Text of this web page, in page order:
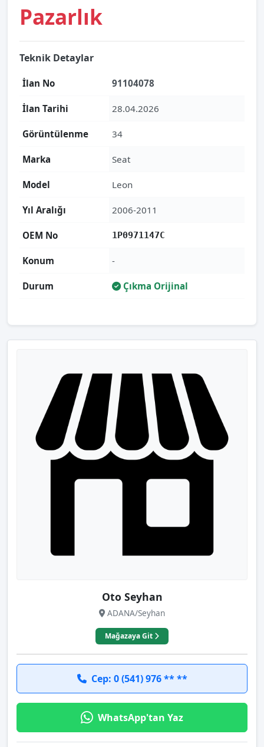
Pazarlık
Teknik Detaylar
İlan No 91104078
İlan Tarihi 28.04.2026
Görüntülenme 34
Marka Seat
Model Leon
Yıl Aralığı 2006-2011
OEM No 1P0971147C
Konum -
Durum Çıkma Orijinal
Oto Seyhan
ADANA/Seyhan
Mağazaya Git
Cep: 0 (541) 976 ** **
WhatsApp'tan Yaz